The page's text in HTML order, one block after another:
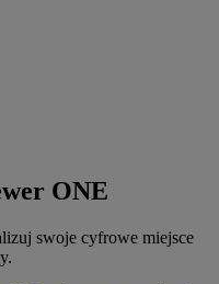
ONE
swoje cyfrowe miejsce